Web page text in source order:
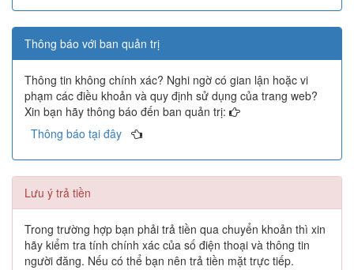
Thông báo với ban quản trị
Thông tin không chính xác? Nghi ngờ có gian lận hoặc vi
phạm các điều khoản và quy định sử dụng của trang web?
Xin bạn hãy thông báo đến ban quản trị:
Thông báo tại đây
Lưu ý trả tiền
Trong trường hợp bạn phải trả tiền qua chuyển khoản thì xin
hãy kiểm tra tính chính xác của số điện thoại và thông tin
người đăng. Nếu có thể bạn nên trả tiền mặt trực tiếp.